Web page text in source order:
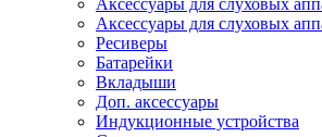
Аксессуары для слуховых
Аксессуары для слуховых
Ресиверы
Батарейки
Вкладыши
Доп. аксессуары
Индукционные устройства